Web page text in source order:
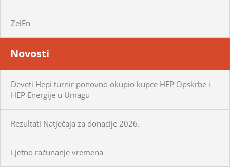
ZelEn
Novosti
Deveti Hepi turnir ponovno okupio kupce HEP Opskrbe i
HEP Energije u Umagu
Rezultati Natječaja za donacije 2026.
Ljetno računanje vremena